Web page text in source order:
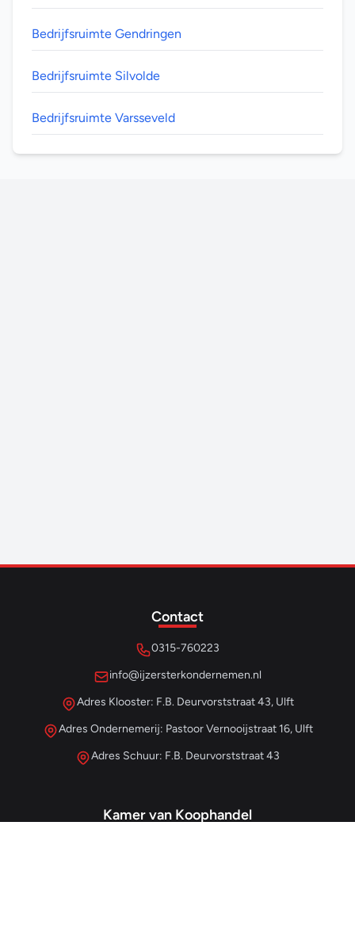
Bedrijfsruimte Gendringen
Bedrijfsruimte Silvolde
Bedrijfsruimte Varsseveld
Contact
0315-760223
info@ijzersterkondernemen.nl
Adres Klooster: F.B. Deurvorststraat 43, Ulft
Adres Ondernemerij: Pastoor Vernooijstraat 16, Ulft
Adres Schuur: F.B. Deurvorststraat 43
Kamer van Koophandel